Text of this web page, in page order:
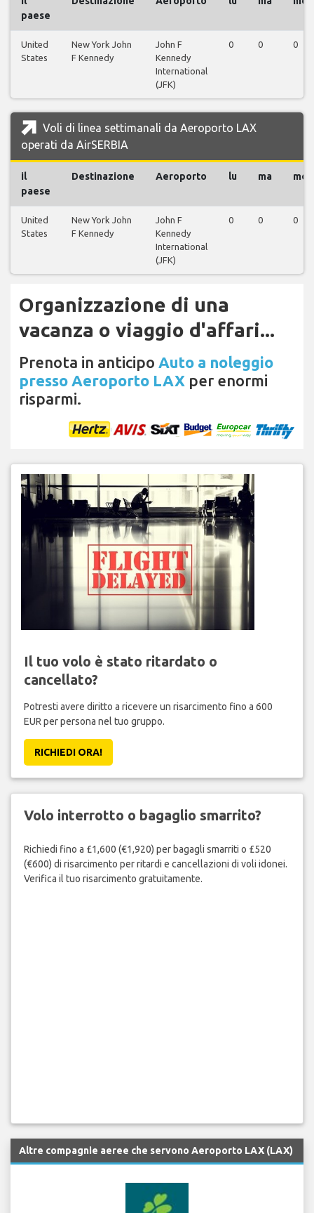
paese
United
States
New York John
F Kennedy
John F
Kennedy
International
(JFK)
0 0 0
Voli di linea settimanali da Aeroporto LAX
operati da AirSERBIA
il
paese
Destinazione Aeroporto lu ma me
United
States
New York John
F Kennedy
John F
Kennedy
International
(JFK)
0 0 0
Organizzazione di una
vacanza o viaggio d'affari...
Prenota in anticipo Auto a noleggio
presso Aeroporto LAX per enormi
risparmi.
Il tuo volo è stato ritardato o
cancellato?
Potresti avere diritto a ricevere un risarcimento fino a 600
EUR per persona nel tuo gruppo.
RICHIEDI ORA!
Volo interrotto o bagaglio smarrito?
Richiedi fino a £1,600 (€1,920) per bagagli smarriti o £520
(€600) di risarcimento per ritardi e cancellazioni di voli idonei.
Verifica il tuo risarcimento gratuitamente.
Altre compagnie aeree che servono Aeroporto LAX (LAX)